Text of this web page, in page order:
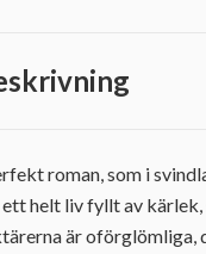
roman, som i
helt liv fyllt av kärlek,
är oförglömliga,